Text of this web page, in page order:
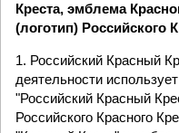
Креста, эмблема
(логотип) Российского
1. Российский Красный
деятельности
"Российский Красный
Российского Красного